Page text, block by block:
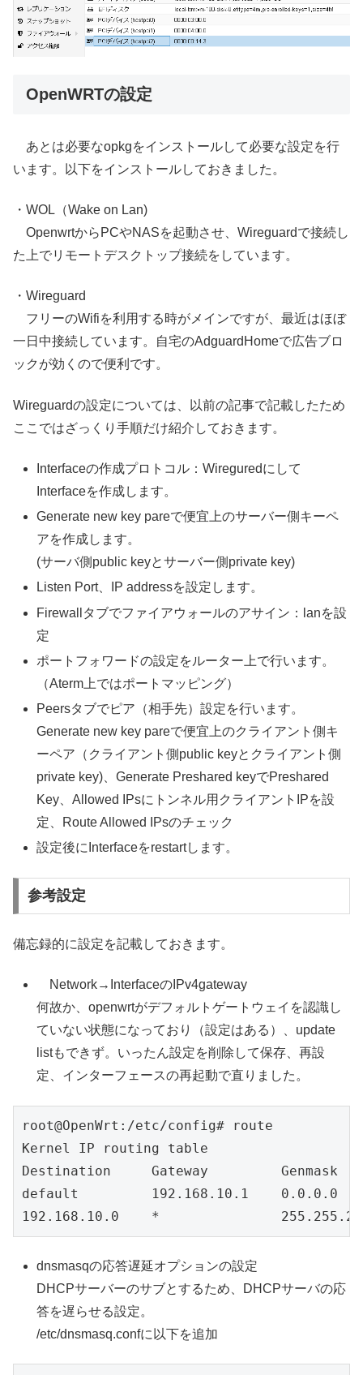
OpenWRTの設定
あとは必要なopkgをインストールして必要な設定を行
います。以下をインストールしておきました。
・WOL（Wake on Lan)
OpenwrtからPCやNASを起動させ、Wireguardで接続し
た上でリモートデスクトップ接続をしています。
・Wireguard
フリーのWifiを利用する時がメインですが、最近はほぼ
一日中接続しています。自宅のAdguardHomeで広告ブロ
ックが効くので便利です。
Wireguardの設定については、以前の記事で記載したため
ここではざっくり手順だけ紹介しておきます。
Interfaceの作成プロトコル：Wireguredにして
Interfaceを作成します。
Generate new key pareで便宜上のサーバー側キーペ
アを作成します。
(サーバ側public keyとサーバー側private key)
Listen Port、IP addressを設定します。
Firewallタブでファイアウォールのアサイン：lanを設
定
ポートフォワードの設定をルーター上で行います。
（Aterm上ではポートマッピング）
Peersタブでピア（相手先）設定を行います。
Generate new key pareで便宜上のクライアント側キ
ーペア（クライアント側public keyとクライアント側
private key)、Generate Preshared keyでPreshared
Key、Allowed IPsにトンネル用クライアントIPを設
定、Route Allowed IPsのチェック
設定後にInterfaceをrestartします。
参考設定
備忘録的に設定を記載しておきます。
Network→InterfaceのIPv4gateway
何故か、openwrtがデフォルトゲートウェイを認識し
ていない状態になっており（設定はある）、update
listもできず。いったん設定を削除して保存、再設
定、インターフェースの再起動で直りました。
root@OpenWrt:/etc/config# route
Kernel IP routing table
Destination     Gateway
default         192.168.10.1    0.0.0.0
192.168.10.0    *
dnsmasqの応答遅延オプションの設定
DHCPサーバーのサブとするため、DHCPサーバの応
答を遅らせる設定。
/etc/dnsmasq.confに以下を追加